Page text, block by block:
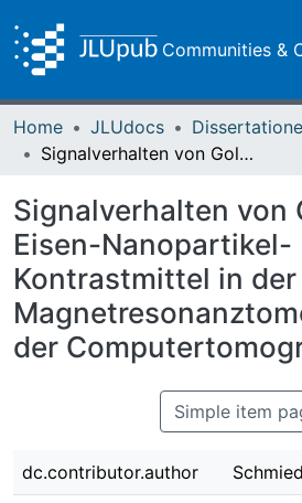
Communities &
Home JLUdocs
Signalverhalten von Gold- und Eisen-Nanopartikel-Kontrastmittel in der Magnetresonanztomografie und der Computertomografie
Signalverhalten von
Eisen-Nanopartikel-
Kontrastmittel in der
der
Simple item
dc.contributor.author